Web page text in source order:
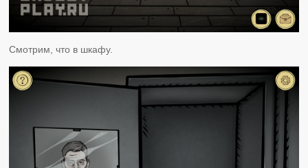
Смотрим, что в шкафу.